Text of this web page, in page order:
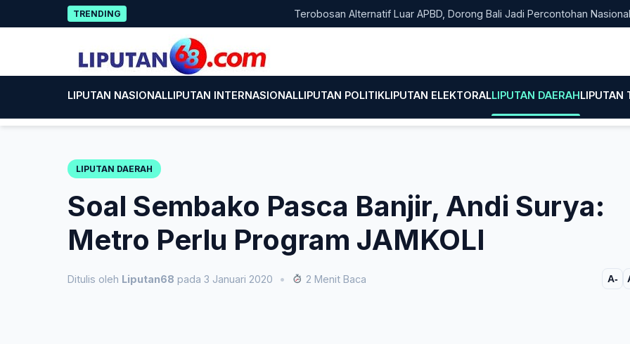
to
TRENDING Terobosan Alternatif Luar APBD, Dorong Bali Jadi Percontohan Nasional
LIPUTAN NASIONALLIPUTAN INTERNASIONALLIPUTAN POLITIKLIPUTAN ELEKTORALLIPUTAN DAERAHLIPUTAN
LIPUTAN DAERAH
Soal Sembako Pasca Banjir, Andi Surya:
Metro Perlu Program JAMKOLI
Ditulis oleh Liputan68 pada 3 Januari 2020 • 2 Menit Baca A-